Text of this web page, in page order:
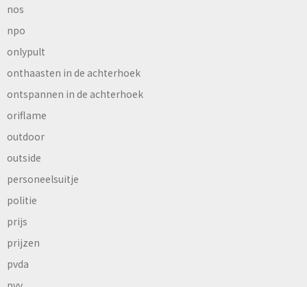
nos
npo
onlypult
onthaasten in de achterhoek
ontspannen in de achterhoek
oriflame
outdoor
outside
personeelsuitje
politie
prijs
prijzen
pvda